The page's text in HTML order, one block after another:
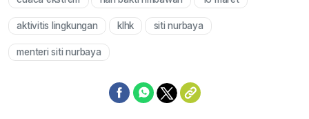
aktivitis lingkungan klhk siti nurbaya
menteri siti nurbaya